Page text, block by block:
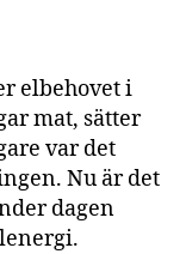
elbehovet i
mat, sätter
var det
Nu är det
dagen